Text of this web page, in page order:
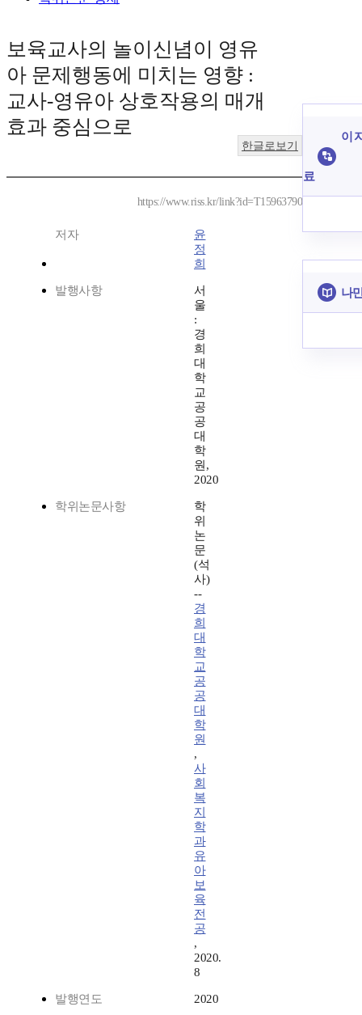
보육교사의 놀이신념이 영유
아 문제행동에 미치는 영향 :
교사-영유아 상호작용의 매개
효과 중심으로
한글로보기
https://www.riss.kr/link?id=T15963790
저자
윤
정
희
발행사항
서
울
:
경
희
대
학
교
공
공
대
학
원,
2020
학위논문사항
학
위
논
문
(석
사)
--
경
희
대
학
교
공
공
대
학
원
,
사
회
복
지
학
과
유
아
보
육
전
공
,
2020.
8
발행연도 2020
이
료
나